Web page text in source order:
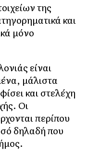
της
και
μόνο
είναι
μάλιστα
και στελέχη
Οι
περίπου
δηλαδή που